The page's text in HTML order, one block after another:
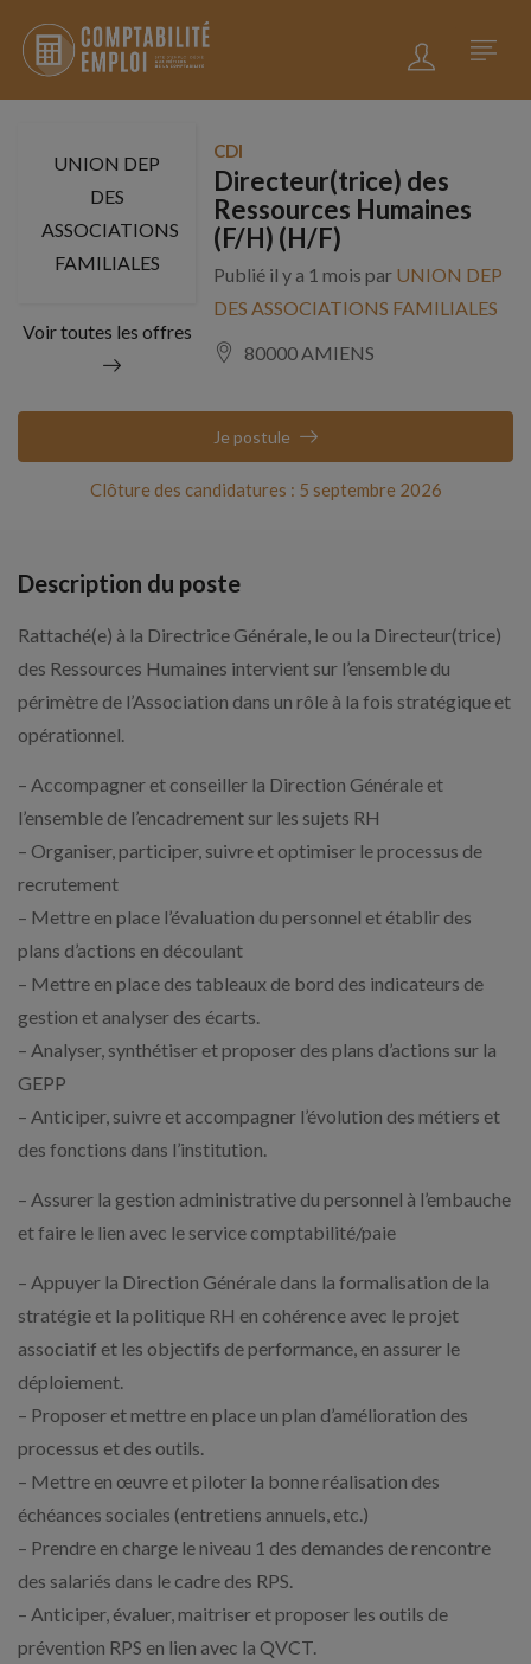
UNION DEP
DES
ASSOCIATIONS
FAMILIALES
Voir toutes les offres
CDI
Directeur(trice) des
Ressources Humaines
(F/H) (H/F)
Publié il y a 1 mois par UNION DEP
DES ASSOCIATIONS FAMILIALES
80000 AMIENS
Clôture des candidatures : 5 septembre 2026
Je postule
Description du poste
Rattaché(e) à la Directrice Générale, le ou la Directeur(trice)
des Ressources Humaines intervient sur l’ensemble du
périmètre de l’Association dans un rôle à la fois stratégique et
opérationnel.
– Accompagner et conseiller la Direction Générale et
l’ensemble de l’encadrement sur les sujets RH
– Organiser, participer, suivre et optimiser le processus de
recrutement
– Mettre en place l’évaluation du personnel et établir des
plans d’actions en découlant
– Mettre en place des tableaux de bord des indicateurs de
gestion et analyser des écarts.
– Analyser, synthétiser et proposer des plans d’actions sur la
GEPP
– Anticiper, suivre et accompagner l’évolution des métiers et
des fonctions dans l’institution.
– Assurer la gestion administrative du personnel à l’embauche
et faire le lien avec le service comptabilité/paie
– Appuyer la Direction Générale dans la formalisation de la
stratégie et la politique RH en cohérence avec le projet
associatif et les objectifs de performance, en assurer le
déploiement.
– Proposer et mettre en place un plan d’amélioration des
processus et des outils.
– Mettre en œuvre et piloter la bonne réalisation des
échéances sociales (entretiens annuels, etc.)
– Prendre en charge le niveau 1 des demandes de rencontre
des salariés dans le cadre des RPS.
– Anticiper, évaluer, maitriser et proposer les outils de
prévention RPS en lien avec la QVCT.